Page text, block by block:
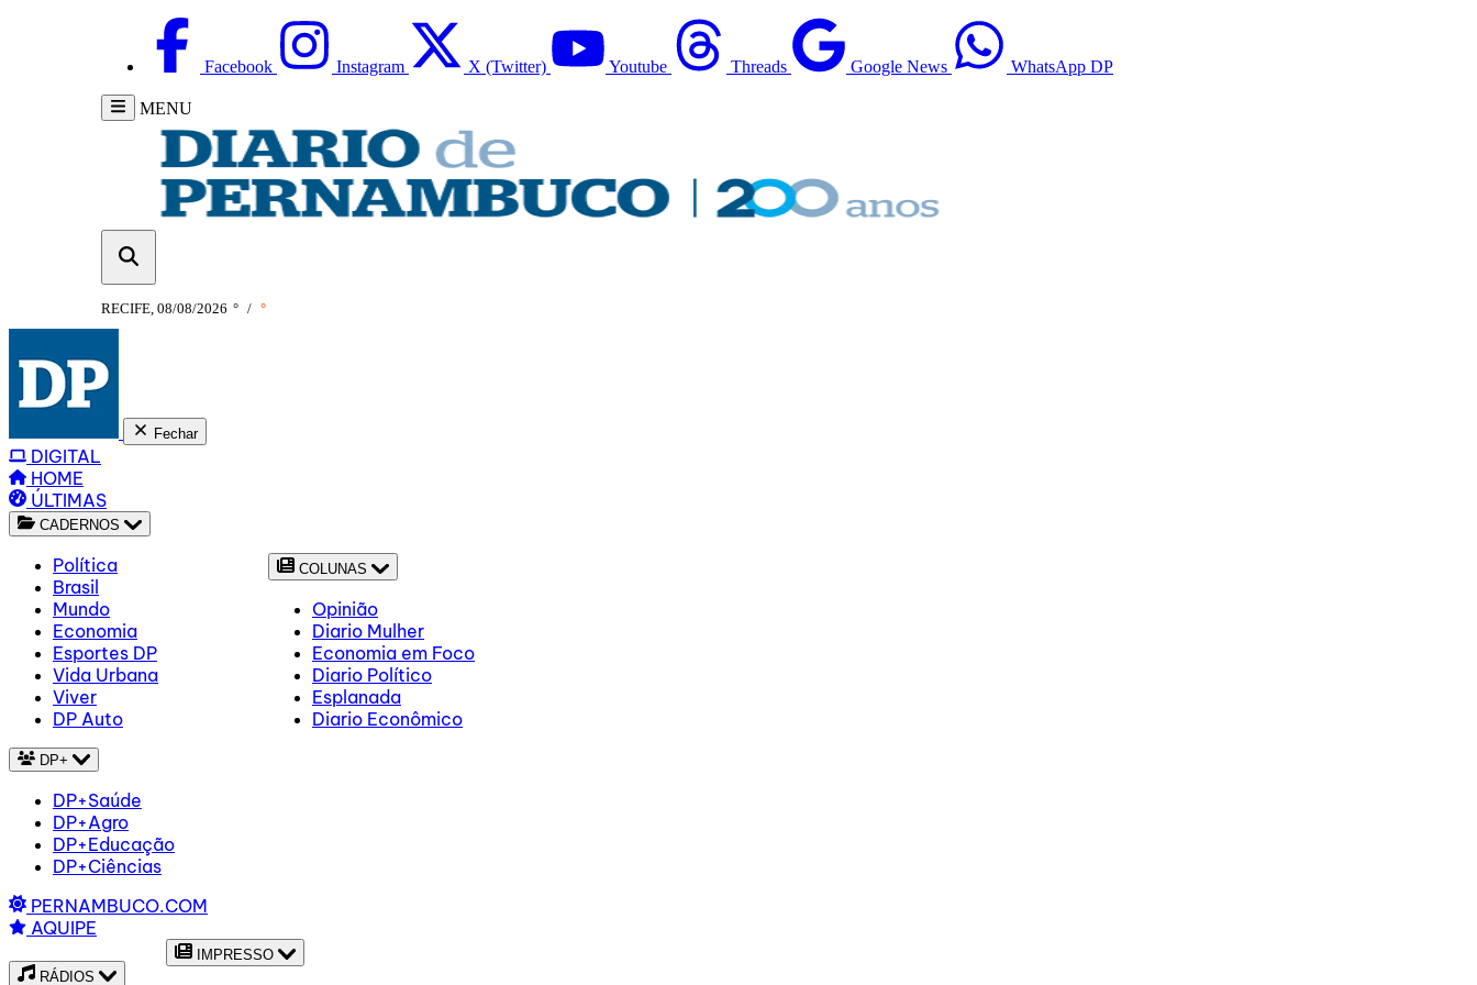
Facebook Instagram X (Twitter) Youtube Threads Google News WhatsApp DP
MENU
RECIFE, 08/08/2026 ° / °
Fechar
DIGITAL
HOME
ÚLTIMAS
CADERNOS
Política
Brasil
Mundo
Economia
Esportes DP
Vida Urbana
Viver
DP Auto
COLUNAS
Opinião
Diario Mulher
Economia em Foco
Diario Político
Esplanada
Diario Econômico
DP+
DP+Saúde
DP+Agro
DP+Educação
DP+Ciências
PERNAMBUCO.COM
AQUIPE
RÁDIOS
IMPRESSO